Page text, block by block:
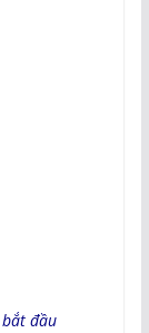
bắt đầu